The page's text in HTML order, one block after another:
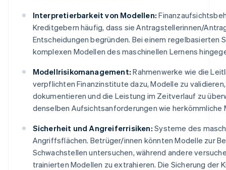
Interpretierbarkeit von Modellen:
Kreditgebern häufig, dass sie Antragstellerinnen/
Entscheidungen begründen. Bei einem regelbasierten
komplexen Modellen des maschinellen Lernens
Modellrisikomanagement: Rahmenwerke wie die
verpflichten Finanzinstitute dazu, Modelle zu
dokumentieren und die Leistung im Zeitverlauf zu
denselben Aufsichtsanforderungen wie herkömmliche
Sicherheit und Angreiferrisiken: Systeme des
Angriffsflächen. Betrüger/innen könnten Modelle zur
Schwachstellen untersuchen, während andere
trainierten Modellen zu extrahieren. Die Sicherung der